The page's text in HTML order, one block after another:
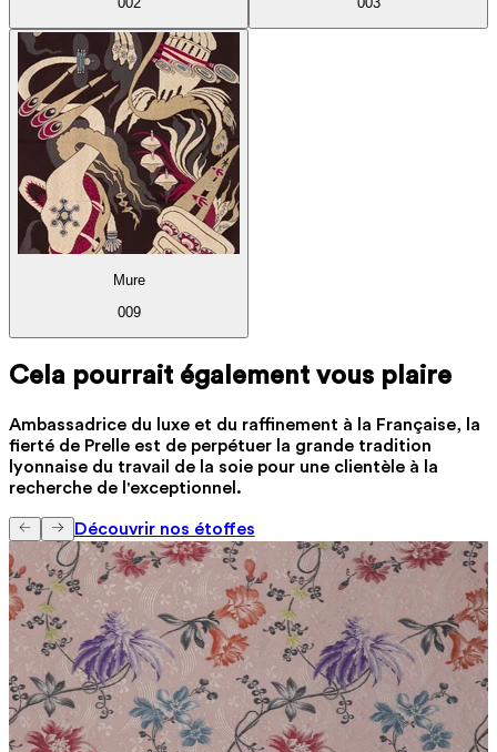
Mure
009
Cela pourrait également vous plaire
Ambassadrice du luxe et du raffinement à la Française, la
fierté de Prelle est de perpétuer la grande tradition
lyonnaise du travail de la soie pour une clientèle à la
recherche de l'exceptionnel.
Découvrir nos étoffes